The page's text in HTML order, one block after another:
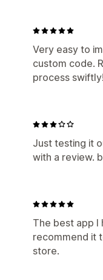
Very easy to
custom code.
process swiftly!
Just testing it
with a review.
The best app I
recommend it
store.